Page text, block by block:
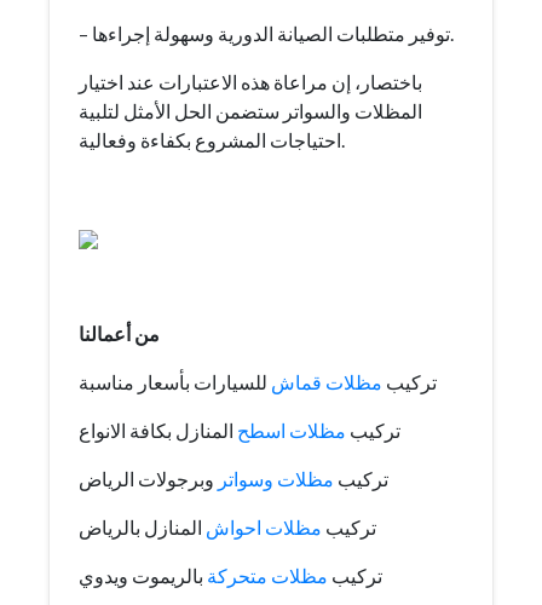
– توفير متطلبات الصيانة الدورية وسهولة إجراءها.
باختصار، إن مراعاة هذه الاعتبارات عند اختيار
المظلات والسواتر ستضمن الحل الأمثل لتلبية
احتياجات المشروع بكفاءة وفعالية.
من أعمالنا
تركيب مظلات قماش للسيارات بأسعار مناسبة
تركيب مظلات اسطح المنازل بكافة الانواع
تركيب مظلات وسواتر وبرجولات الرياض
تركيب مظلات احواش المنازل بالرياض
تركيب مظلات متحركة بالريموت ويدوي